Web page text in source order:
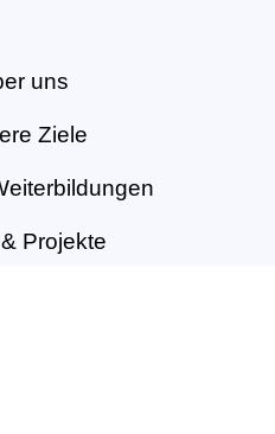
uns
Ziele
Projekte